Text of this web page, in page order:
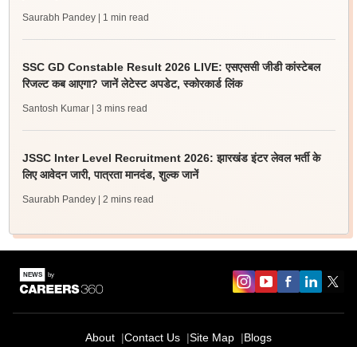
Saurabh Pandey | 1 min read
SSC GD Constable Result 2026 LIVE: एसएससी जीडी कांस्टेबल
रिजल्ट कब आएगा? जानें लेटेस्ट अपडेट, स्कोरकार्ड लिंक
Santosh Kumar | 3 mins read
JSSC Inter Level Recruitment 2026: झारखंड इंटर लेवल भर्ती के
लिए आवेदन जारी, पात्रता मानदंड, शुल्क जानें
Saurabh Pandey | 2 mins read
About Contact Us Site Map Blogs